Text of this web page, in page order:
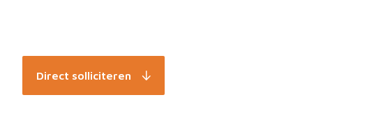
Direct solliciteren